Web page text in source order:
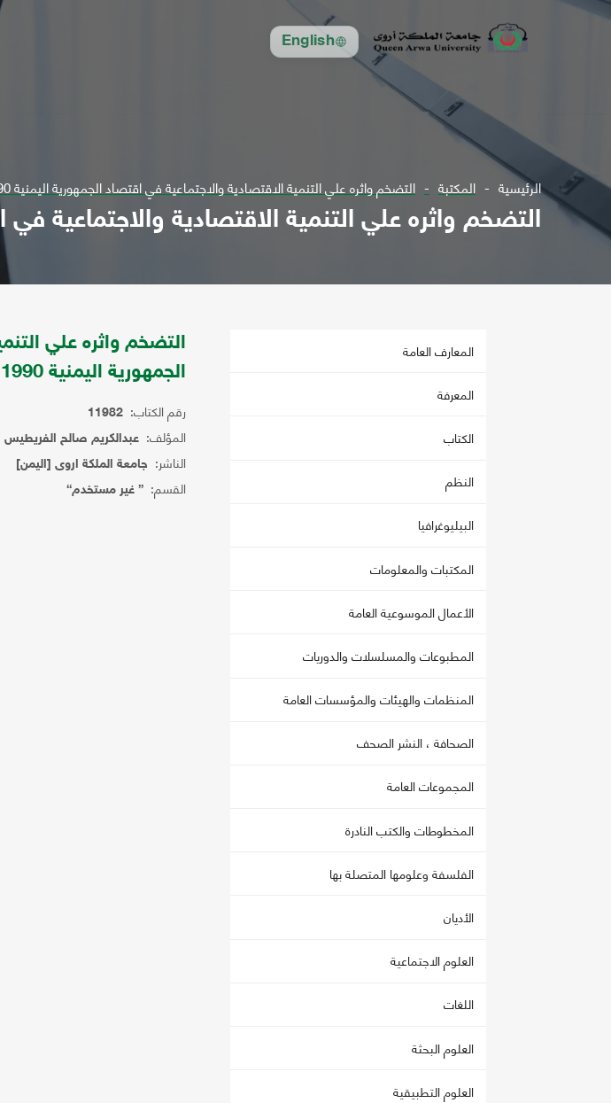
English
الرئيسية المكتبة التضخم واثره علي التنمية الاقتصادية والاجتماعية في اقتصاد الجمهورية اليمنية 1990- 2000
التضخم واثره علي التنمية الاقتصادية والاجتماعية في اقتصاد
المعارف العامة
المعرفة
الكتاب
النظم
البيليوغرافيا
المكتبات والمعلومات
الأعمال الموسوعية العامة
المطبوعات والمسلسلات والدوريات
المنظمات والهيئات والمؤسسات العامة
الصحافة ، النشر الصحف
المجموعات العامة
المخطوطات والكتب النادرة
الفلسفة وعلومها المتصلة بها
الأديان
العلوم الاجتماعية
اللغات
العلوم البحثة
العلوم التطبيقية
التضخم واثره علي
الجمهورية اليمنية 1990- 2000
رقم الكتاب: 11982
المؤلف: عبدالكريم صالح الفريطيس
الناشر: جامعة الملكة اروى [اليمن]
القسم: { غير مستخدم}